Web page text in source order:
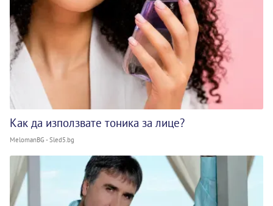
Как да използвате тоника за лице?
MelomanBG - Sled5.bg